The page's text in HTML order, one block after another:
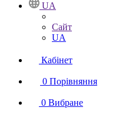
UA
Сайт
UA
Кабінет
0 Порівняння
0 Вибране